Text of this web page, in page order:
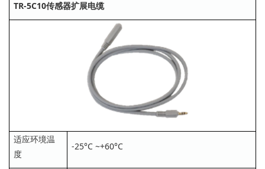
TR-5C10传感器扩展电缆
适应环境温
度
-25°C ~+60°C